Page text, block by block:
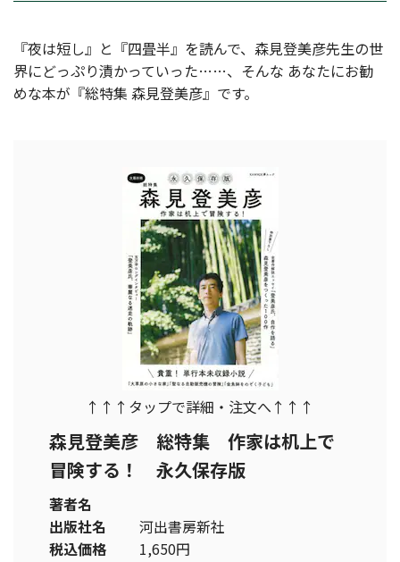
『夜は短し』と『四畳半』を読んで、森見登美彦先生の世
界にどっぷり漬かっていった……、そんな あなたにお勧
めな本が『総特集 森見登美彦』です。
↑↑↑タップで詳細・注文へ↑↑↑
森見登美彦 総特集 作家は机上で
冒険する！ 永久保存版
著者名
出版社名
河出書房新社
税込価格
1,650円